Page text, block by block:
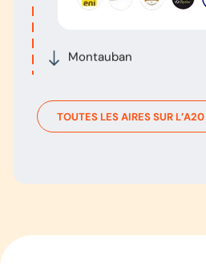
Montauban
TOUTES LES AIRES SUR L’A20